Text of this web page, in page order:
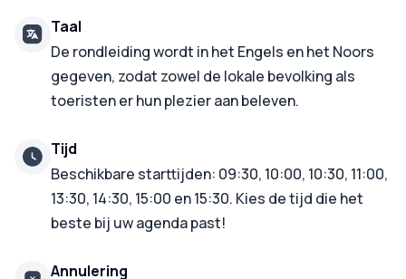
Taal
De rondleiding wordt in het Engels en het Noors
gegeven, zodat zowel de lokale bevolking als
toeristen er hun plezier aan beleven.
Tijd
Beschikbare starttijden: 09:30, 10:00, 10:30, 11:00,
13:30, 14:30, 15:00 en 15:30. Kies de tijd die het
beste bij uw agenda past!
Annulering